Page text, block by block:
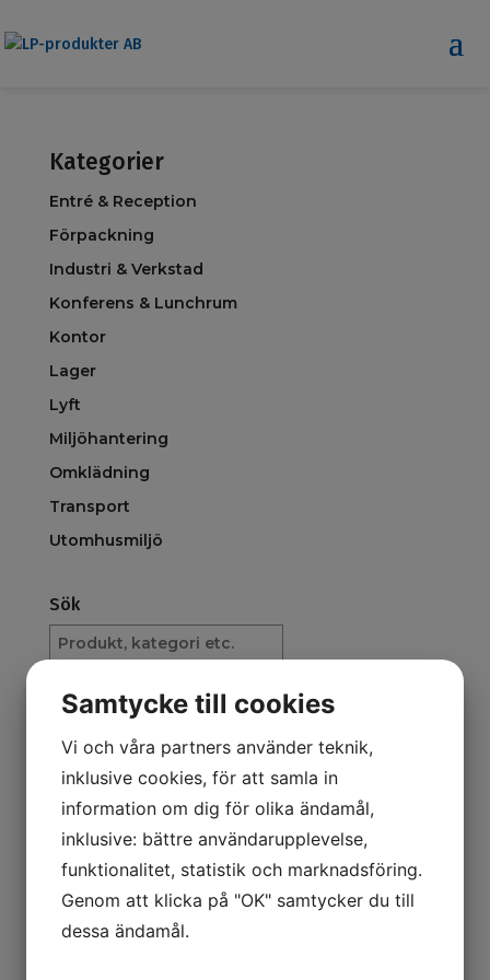
Kategorier
Entré & Reception
Förpackning
Industri & Verkstad
Konferens & Lunchrum
Kontor
Lager
Lyft
Miljöhantering
Omklädning
Transport
Utomhusmiljö
Sök
Sök
produkt
Pris
kr– 78 000kr
Nyast först
Billigast först
Samtycke till cookies
Vi och våra partners använder teknik,
inklusive cookies, för att samla in
information om dig för olika ändamål,
inklusive: bättre användarupplevelse,
funktionalitet, statistik och marknadsföring.
Genom att klicka på "OK" samtycker du till
dessa ändamål.